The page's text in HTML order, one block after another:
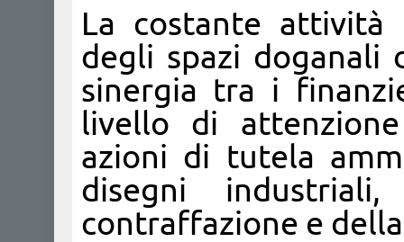
La costante attività
degli spazi doganali
sinergia tra i
livello di
azioni di tutela
disegni
contraffazione e